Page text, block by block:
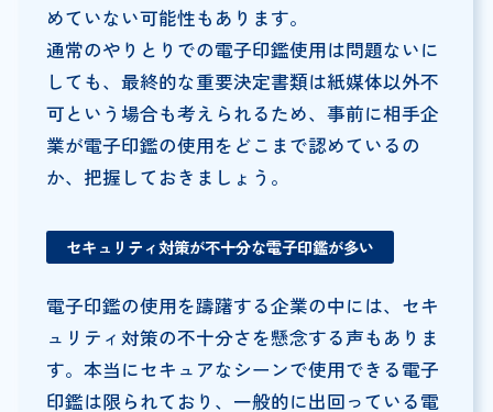
めていない可能性もあります。
通常のやりとりでの電子印鑑使用は問題ないに
しても、最終的な重要決定書類は紙媒体以外不
可という場合も考えられるため、事前に相手企
業が電子印鑑の使用をどこまで認めているの
か、把握しておきましょう。
セキュリティ対策が不十分な電子印鑑が多い
電子印鑑の使用を躊躇する企業の中には、セキ
ュリティ対策の不十分さを懸念する声もありま
す。本当にセキュアなシーンで使用できる電子
印鑑は限られており、一般的に出回っている電